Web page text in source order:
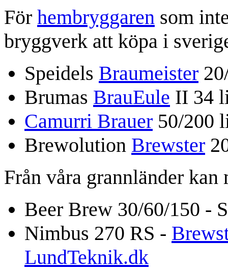
För hembryggaren som
bryggverk att köpa i
Speidels Braumeister
Brumas BrauEule II 34
Camurri Brauer 50/200
Brewolution Brewster
Från våra grannländer kan
Beer Brew 30/60/150 -
Nimbus 270 RS -
LundTeknik.dk